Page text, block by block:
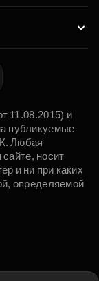
11.08.2015) и
публикуемые
Любая
носит
и ни при каких
определяемой